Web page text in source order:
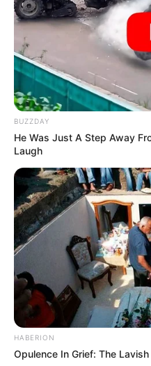
Tenemos
interesan.
favor, active
ACTIVAR AHORA
TEMAS
RECIBO DEL AGUA
CUNDINAMARCA
CORTES DE LUZ
REGIOTRAM DE
LOCALIDAD DE SUBA
BUZZDAY
He Was Just A Step Away
Laugh
HABERION
Opulence In Grief: The